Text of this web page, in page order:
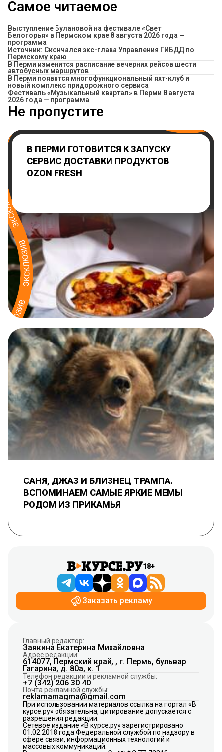
Самое читаемое
Выступление Булановой на фестивале «Свет
Белогорья» в Пермском крае 8 августа 2026 года —
программа
Источник: Скончался экс-глава Управления ГИБДД по
Пермскому краю
​В Перми изменится расписание вечерних рейсов шести
автобусных маршрутов
В Перми появятся многофункциональный яхт-клуб и
новый комплекс придорожного сервиса
Фестиваль «Музыкальный квартал» в Перми 8 августа
2026 года — программа
Не пропустите
В ПЕРМИ ГОТОВИТСЯ К ЗАПУСКУ
СЕРВИС ДОСТАВКИ ПРОДУКТОВ
OZON FRESH
САНЯ, ДЖАЗ И БЛИЗНЕЦ ТРАМПА.
ВСПОМИНАЕМ САМЫЕ ЯРКИЕ МЕМЫ
РОДОМ ИЗ ПРИКАМЬЯ
18+
Заказать рекламу
Главный редактор:
Заякина Екатерина Михайловна
Адрес редакции:
614077, Пермский край, , г. Пермь, бульвар
Гагарина, д. 80а, к. 1
Телефон редакции и рекламной службы:
+7 (342) 206 30 40
Почта рекламной службы:
reklamamagma@gmail.com
При использовании материалов ссылка на портал «В
курсе.ру» обязательна, цитирование допускается с
разрешения редакции.
Сетевое издание «В курсе.ру» зарегистрировано
01.02.2018 года Федеральной службой по надзору в
сфере связи, информационных технологий и
массовых коммуникаций.